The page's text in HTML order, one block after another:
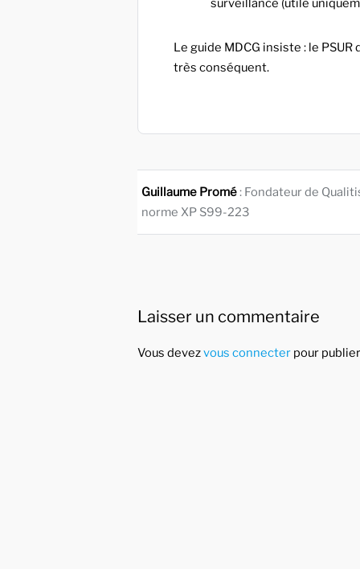
surveillance (utile
Le guide MDCG insiste : le
très conséquent.
Guillaume Promé: Fondateur de
norme XP S99-223
Laisser un commentaire
Vous devezvous connecter pour